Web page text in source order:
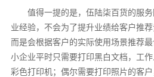
值得一提的是，伍陆柒百货的服
业经验，不会为了提升业绩给客户推
而是会根据客户的实际使用场景推荐
小企业平时只需要打印黑白文档，工
彩色打印机；偶尔需要打印照片的客